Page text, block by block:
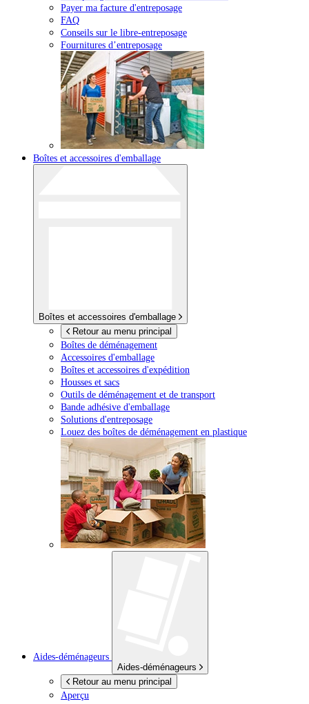
Payer ma facture d'entreposage
FAQ
Conseils sur le libre-entreposage
Fournitures d’entreposage
Boîtes et accessoires d'emballage
Boîtes et accessoires d'emballage
Retour au menu principal
Boîtes de déménagement
Accessoires d'emballage
Boîtes et accessoires d'expédition
Housses et sacs
Outils de déménagement et de transport
Bande adhésive d'emballage
Solutions d'entreposage
Louez des boîtes de déménagement en plastique
Aides-déménageurs
Aides-déménageurs
Retour au menu principal
Aperçu